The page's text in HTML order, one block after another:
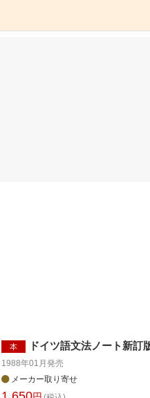
本 ドイツ語文法ノート新訂
1988年01月発売
メーカー取り寄せ